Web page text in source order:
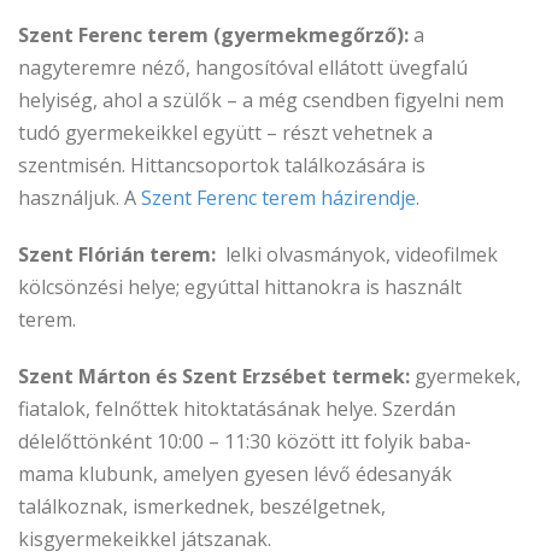
Szent Ferenc terem (gyermekmegőrző):a
nagyteremre néző, hangosítóval ellátott üvegfalú
helyiség, ahol a szülők – a még csendben figyelni nem
tudó gyermekeikkel együtt – részt vehetnek a
szentmisén. Hittancsoportok találkozására is
használjuk. ASzent Ferenc terem házirendje.
Szent Flórián terem: lelki olvasmányok, videofilmek
kölcsönzési helye; egyúttal hittanokra is használt
terem.
Szent Márton és Szent Erzsébet termek: gyermekek,
fiatalok, felnőttek hitoktatásának helye. Szerdán
délelőttönként 10:00 – 11:30 között itt folyik baba-
mama klubunk, amelyen gyesen lévő édesanyák
találkoznak, ismerkednek, beszélgetnek,
kisgyermekeikkel játszanak.